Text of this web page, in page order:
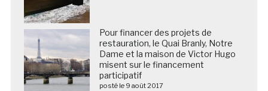
Pour financer des projets de
restauration, le Quai Branly, Notre
Dame et la maison de Victor Hugo
misent sur le financement
participatif
posté le 9 août 2017